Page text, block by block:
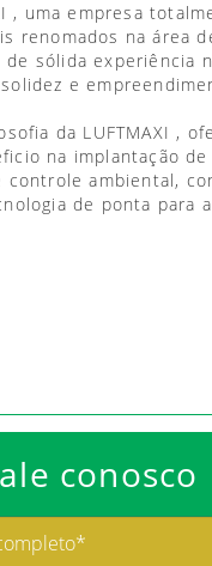
, uma empresa
renomados na área
de sólida experiência
e
da LUFTMAXI ,
na implantação
controle ambiental,
de ponta para
conosco